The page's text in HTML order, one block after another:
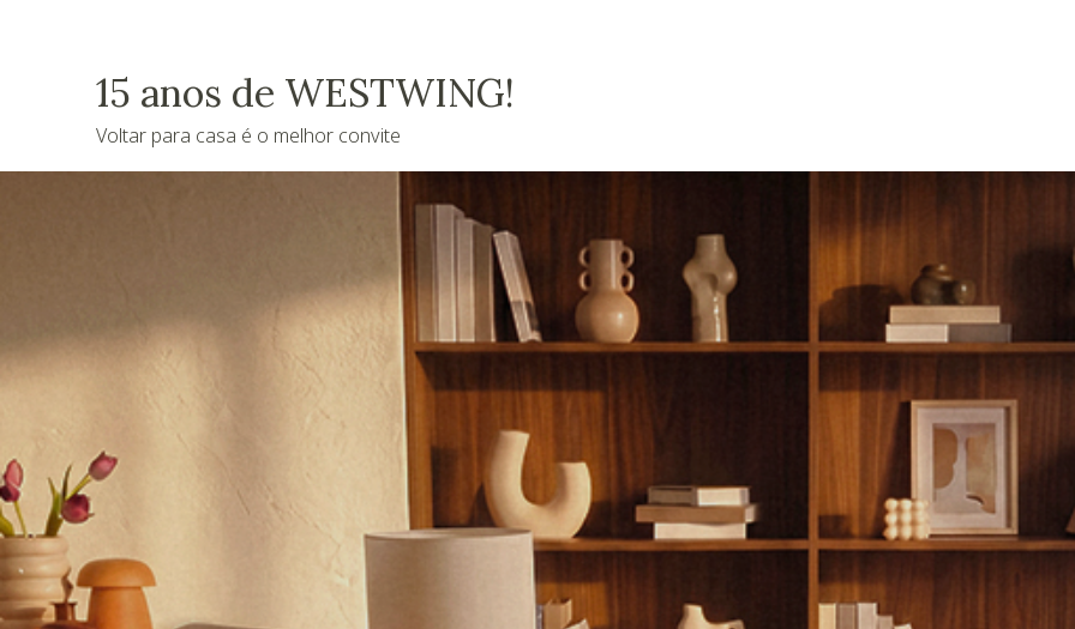
15 anos de WESTWING!
Voltar para casa é o melhor convite